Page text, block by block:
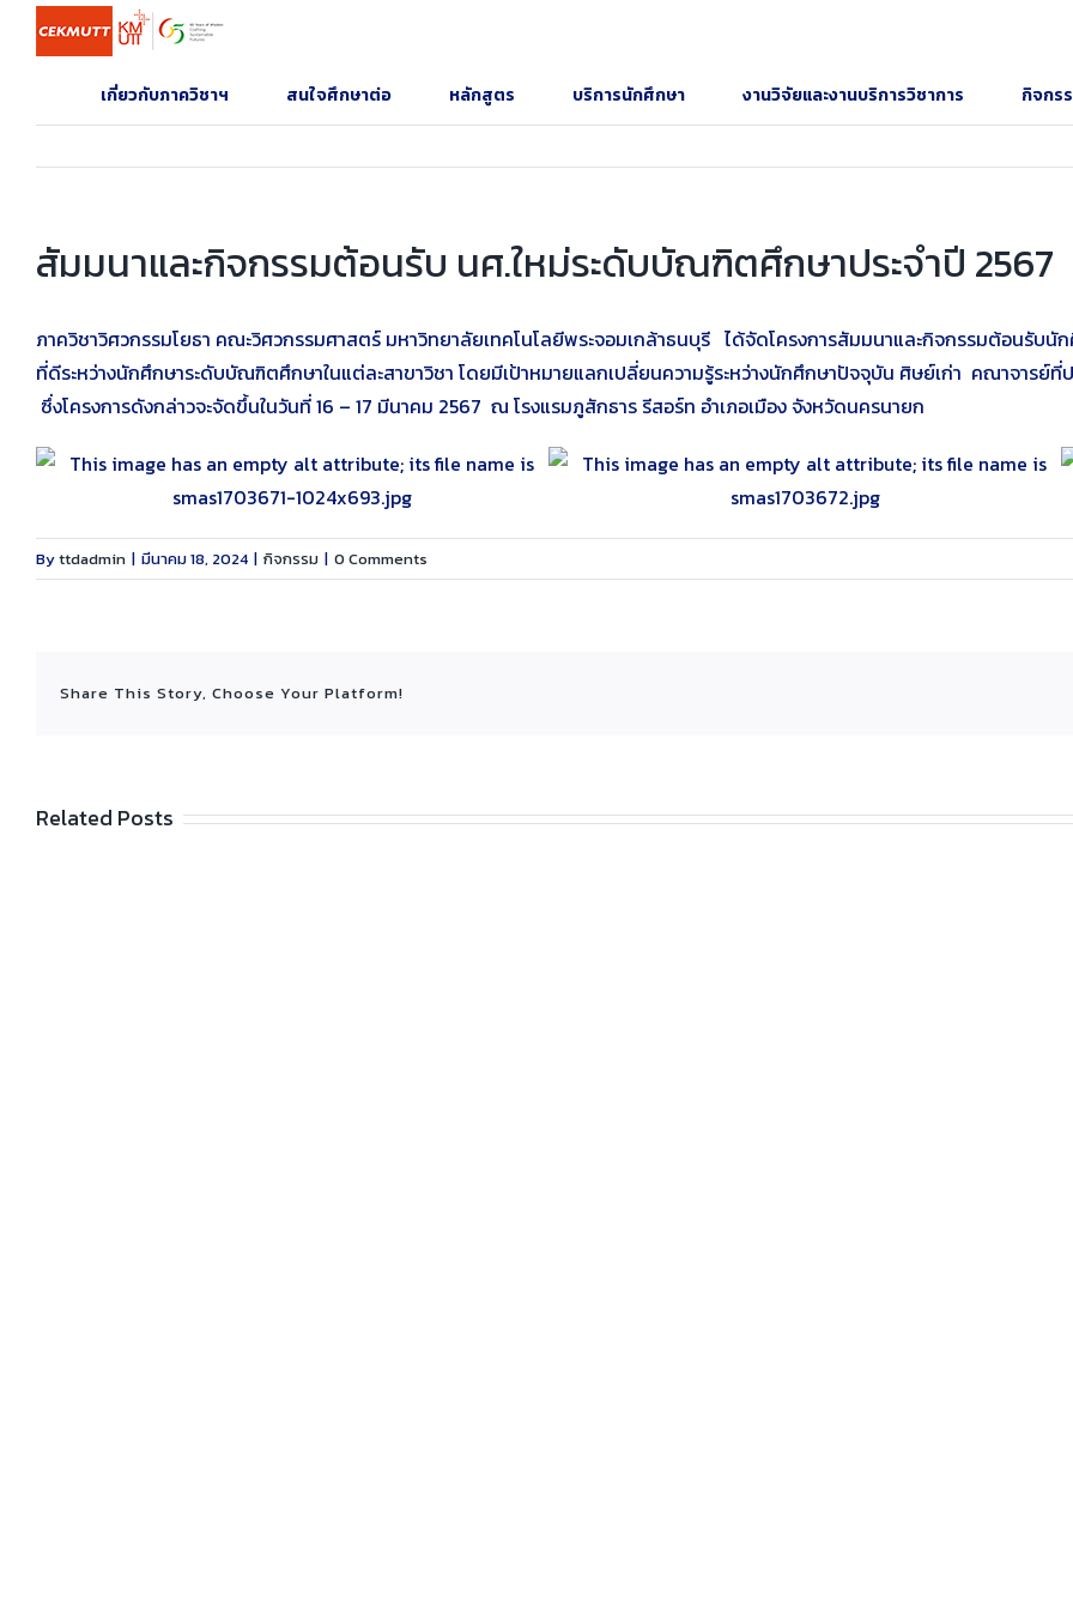
เกี่ยวกับภาควิชาฯ สนใจศึกษาต่อ หลักสูตร บริการนักศึกษา งานวิจัยและงานบริการวิชาการ กิจกร
สัมมนาและกิจกรรมต้อนรับ นศ.ใหม่ระดับบัณฑิตศึกษาประจำปี 2567
ภาควิชาวิศวกรรมโยธา คณะวิศวกรรมศาสตร์ มหาวิทยาลัยเทคโนโลยีพระจอมเกล้าธนบุรี ได้จัดโครงการสัมมนาและกิจกรรมต้อนรับ
ที่ดีระหว่างนักศึกษาระดับบัณฑิตศึกษาในแต่ละสาขาวิชา โดยมีเป้าหมายแลกเปลี่ยนความรู้ระหว่างนักศึกษาปัจจุบัน ศิษย์เก่า คณาจารย์
ซึ่งโครงการดังกล่าวจะจัดขึ้นในวันที่ 16 – 17 มีนาคม 2567 ณ โรงแรมภูสักธาร รีสอร์ท อำเภอเมือง จังหวัดนครนายก
Byttdadmin | มีนาคม 18, 2024 | กิจกรรม | 0 Comments
Share This Story, Choose Your Platform!
Related Posts